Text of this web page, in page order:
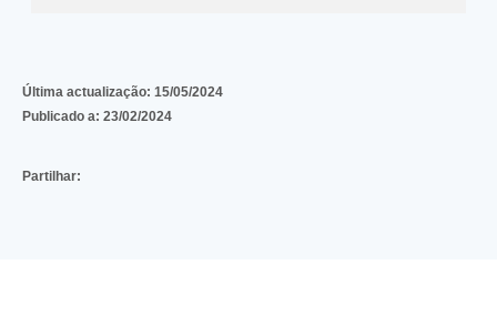
Última actualização: 15/05/2024
Publicado a: 23/02/2024
Partilhar: